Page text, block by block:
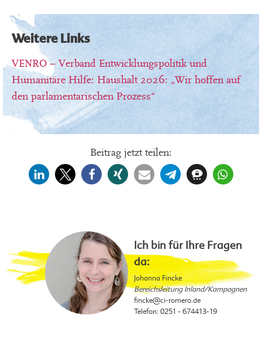
Weitere Links
VENRO – Verband Entwicklungspolitik und
Humanitäre Hilfe: Haushalt 2026: „Wir hoffen auf
den parlamentarischen Prozess“
Beitrag jetzt teilen:
Ich bin für Ihre Fragen
da:
Johanna Fincke
Bereichsleitung Inland/Kampagnen
fincke@ci-romero.de
Telefon: 0251 - 674413-19